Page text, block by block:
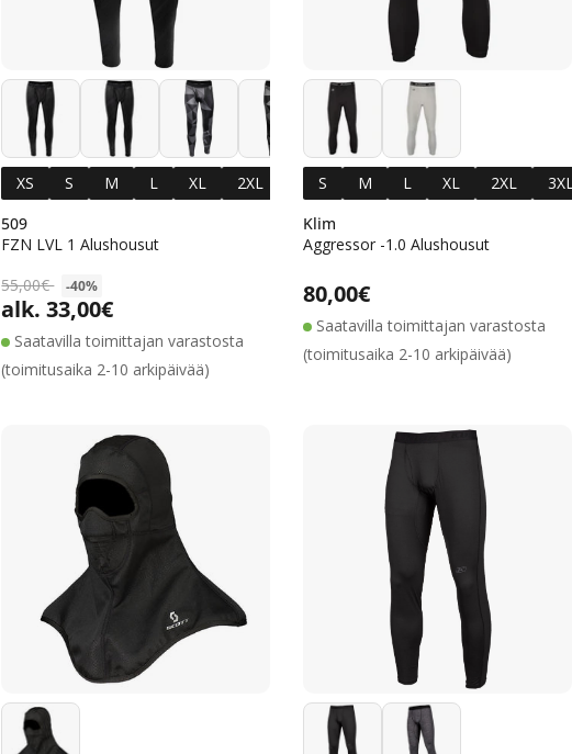
4XL
5XL
+4
XS S M L XL 2XL
3XL
509
FZN LVL 1 Alushousut
Alennushinta
alk. 33,00€
Normaalihinta
55,00€ -40%
Saatavilla toimittajan varastosta
(toimitusaika 2-10 arkipäivää)
S M L XL 2XL
Klim
Aggressor -1.0 Alushousut
Normaalihinta
80,00€
Saatavilla toimittajan varastosta
(toimitusaika 2-10 arkipäivää)